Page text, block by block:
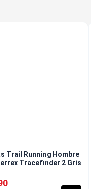
Trail Running Hombre
Tracefinder 2 Gris